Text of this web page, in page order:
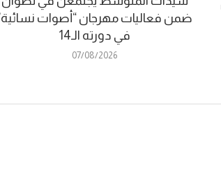
ضمن فعاليات مهرجان “أصوات
في دورته الـ14
07/08/2026